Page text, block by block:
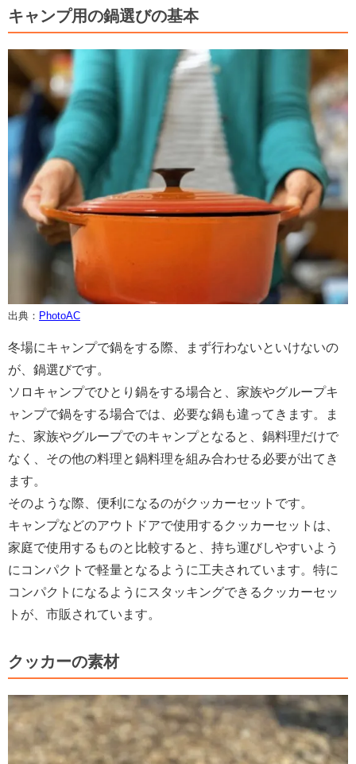
キャンプ用の鍋選びの基本
出典： PhotoAC
冬場にキャンプで鍋をする際、まず行わないといけないの
が、鍋選びです。
ソロキャンプでひとり鍋をする場合と、家族やグループキ
ャンプで鍋をする場合では、必要な鍋も違ってきます。ま
た、家族やグループでのキャンプとなると、鍋料理だけで
なく、その他の料理と鍋料理を組み合わせる必要が出てき
ます。
そのような際、便利になるのがクッカーセットです。
キャンプなどのアウトドアで使用するクッカーセットは、
家庭で使用するものと比較すると、持ち運びしやすいよう
にコンパクトで軽量となるように工夫されています。特に
コンパクトになるようにスタッキングできるクッカーセッ
トが、市販されています。
クッカーの素材